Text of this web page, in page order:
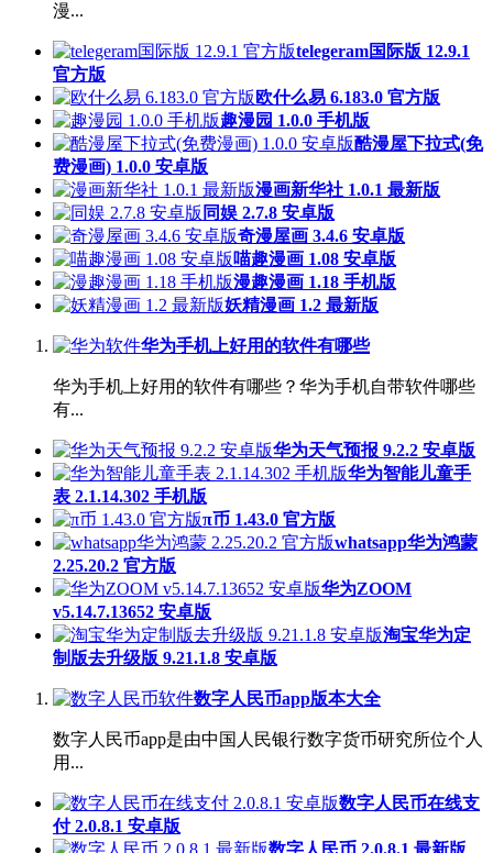
漫...
telegeram国际版 12.9.1
官方版
欧什么易 6.183.0 官方版
趣漫园 1.0.0 手机版
酷漫屋下拉式(免
费漫画) 1.0.0 安卓版
漫画新华社 1.0.1 最新版
同娱 2.7.8 安卓版
奇漫屋画 3.4.6 安卓版
喵趣漫画 1.08 安卓版
漫趣漫画 1.18 手机版
妖精漫画 1.2 最新版
华为手机上好用的软件有哪些
华为手机上好用的软件有哪些？华为手机自带软件哪些
有...
华为天气预报 9.2.2 安卓版
华为智能儿童手
表 2.1.14.302 手机版
π币 1.43.0 官方版
whatsapp华为鸿蒙
2.25.20.2 官方版
华为ZOOM
v5.14.7.13652 安卓版
淘宝华为定
制版去升级版 9.21.1.8 安卓版
数字人民币app版本大全
数字人民币app是由中国人民银行数字货币研究所位个人
用...
数字人民币在线支
付 2.0.8.1 安卓版